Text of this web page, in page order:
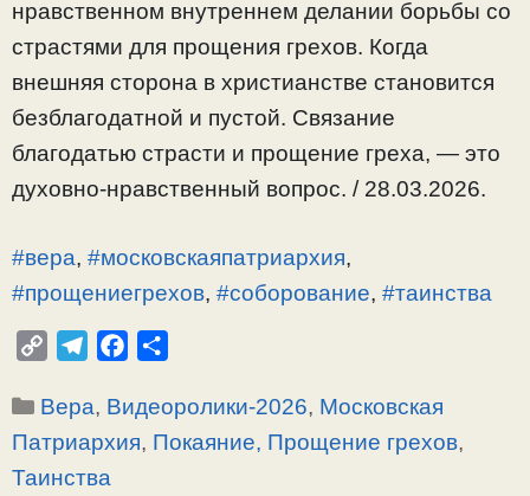
нравственном внутреннем делании борьбы со
страстями для прощения грехов. Когда
внешняя сторона в христианстве становится
безблагодатной и пустой. Связание
благодатью страсти и прощение греха, — это
духовно-нравственный вопрос. / 28.03.2026.
#вера, #московскаяпатриархия,
#прощениегрехов, #соборование, #таинства
p
y
l
e
c
e
п
р
Рубрики
Вера, Видеоролики-2026, Московская
Патриархия, Покаяние, Прощение грехов,
Таинства